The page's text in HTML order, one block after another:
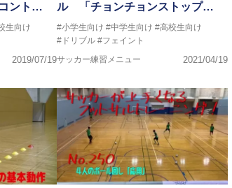
ント…
生向け
2019/07/19
ル 「チョンチョンストップ…
#小学生向け #中学生向け #高校生向け
#ドリブル #フェイント
サッカー練習メニュー
2021/04/19